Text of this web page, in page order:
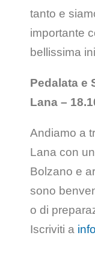
tanto e
importante
bellissima
Pedalata e
Lana –
Andiamo a
Lana con
Bolzano e
sono
o di
Iscriviti a